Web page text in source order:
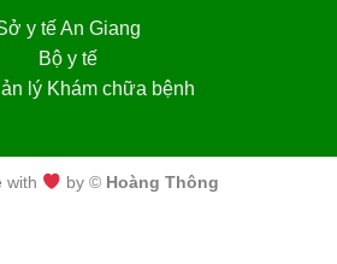
y tế An Giang
Bộ y tế
lý Khám chữa bệnh
with by © Hoàng Thông